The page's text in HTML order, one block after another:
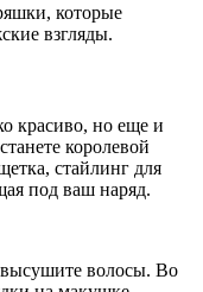
которые
взгляды.
красиво, но еще и
королевой
стайлинг для
под ваш наряд.
высушите волосы. Во